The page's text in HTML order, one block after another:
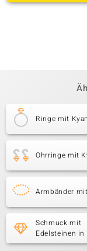
Ringe mit
Ohrringe mit
Armbänder
Schmuck mit
Edelsteinen in